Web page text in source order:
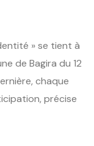
» se tient à
de Bagira du 12
chaque
précise